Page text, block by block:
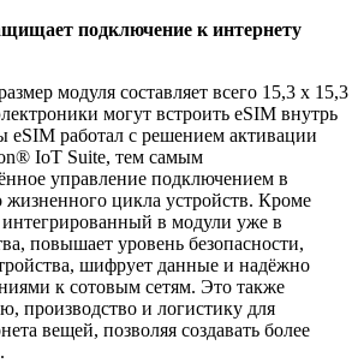
подключение к интернету
модуля составляет всего 15,3 x 15,3
могут встроить eSIM внутрь
eSIM работал с решением активации
IoT Suite, тем самым
управление подключением в
жизненного цикла устройств. Кроме
в модули уже в
повышает уровень безопасности,
шифрует данные и надёжно
к сотовым сетям. Это также
производство и логистику для
вещей, позволяя создавать более